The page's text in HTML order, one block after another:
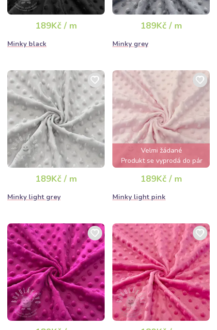
189Kč / m
Minky black
189Kč / m
Minky grey
189Kč / m
Minky light grey
Velmi žádané
Produkt se vyprodá do pár
hodin
189Kč / m
Minky light pink